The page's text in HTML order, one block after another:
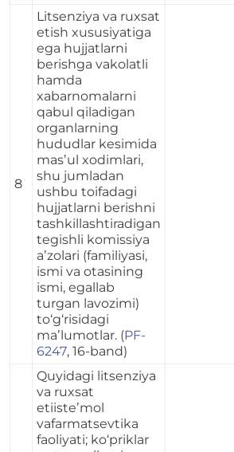
8
Litsenziya va ruxsat
etish xususiyatiga
ega hujjatlarni
berishga vakolatli
hamda
xabarnomalarni
qabul qiladigan
organlarning
hududlar kesimida
masʼul xodimlari,
shu jumladan
ushbu toifadagi
hujjatlarni berishni
tashkillashtiradigan
tegishli komissiya
aʼzolari (familiyasi,
ismi va otasining
ismi, egallab
turgan lavozimi)
to‘g‘risidagi
maʼlumotlar. (PF-
6247, 16-band)
Quyidagi litsenziya
va ruxsat
etiisteʼmol
vafarmatsevtika
faoliyati; ko‘priklar